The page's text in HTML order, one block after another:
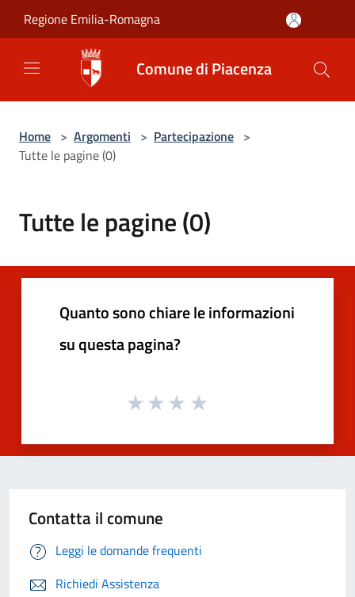
Regione Emilia-Romagna
Comune di Piacenza
Home > Argomenti > Partecipazione >
Tutte le pagine (0)
Tutte le pagine (0)
Quanto sono chiare le informazioni
su questa pagina?
Contatta il comune
Leggi le domande frequenti
Richiedi Assistenza